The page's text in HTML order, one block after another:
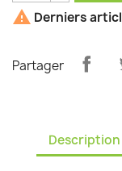
 Derniers
Partager
Description